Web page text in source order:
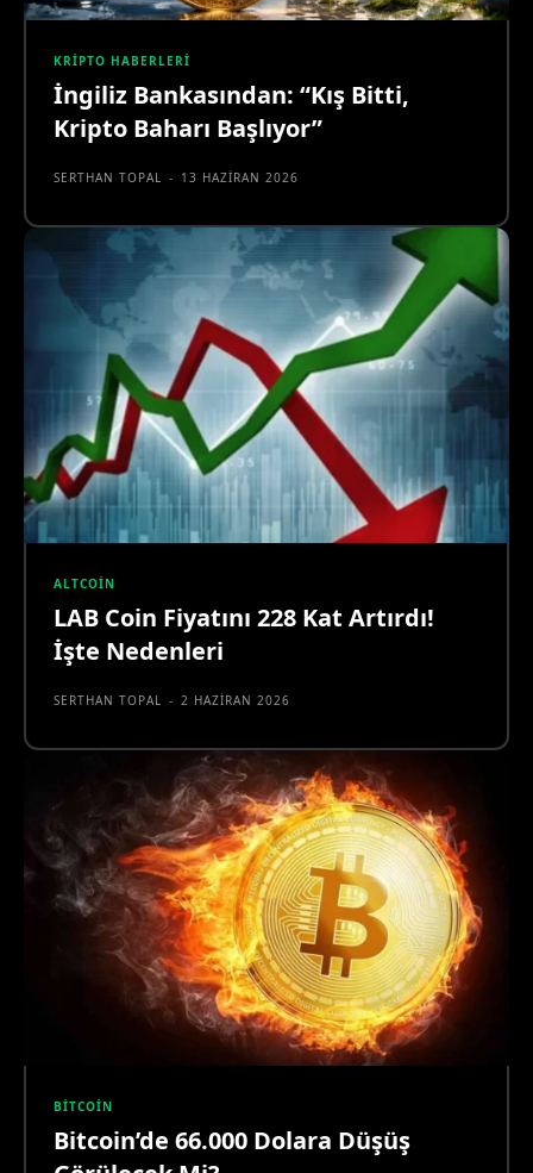
KRIPTO HABERLERI
İngiliz Bankasından: “Kış Bitti,
Kripto Baharı Başlıyor”
SERTHAN TOPAL - 13 HAZIRAN 2026
ALTCOIN
LAB Coin Fiyatını 228 Kat Artırdı!
İşte Nedenleri
SERTHAN TOPAL - 2 HAZIRAN 2026
BITCOIN
Bitcoin’de 66.000 Dolara Düşüş